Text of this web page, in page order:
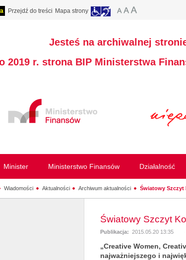
Przejdź do treści Mapa strony
Jesteś na archiwalnej
2019 r. strona BIP Ministerstwa
Minister Ministerstwo Finansów Działalność
Wiadomości Aktualności Archiwum aktualności Światowy
Światowy Szczyt
Publikacja: 2015.05.20 13:35
„Creative Women,
najważniejszego i